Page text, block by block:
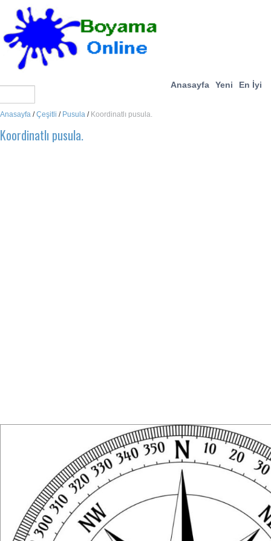
Anasayfa Yeni En İyi
Anasayfa /Çeşitli / Pusula / Koordinatlı pusula.
Koordinatlı pusula.